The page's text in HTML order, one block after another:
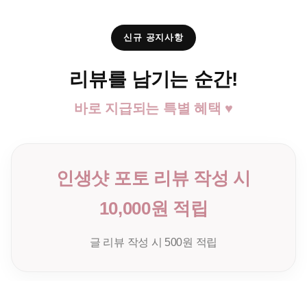
신규 공지사항
리뷰를 남기는 순간!
바로 지급되는 특별 혜택 ♥
인생샷 포토 리뷰 작성 시
10,000원 적립
글 리뷰 작성 시 500원 적립